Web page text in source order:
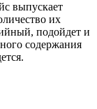
выпускает
их
подойдет и
содержания